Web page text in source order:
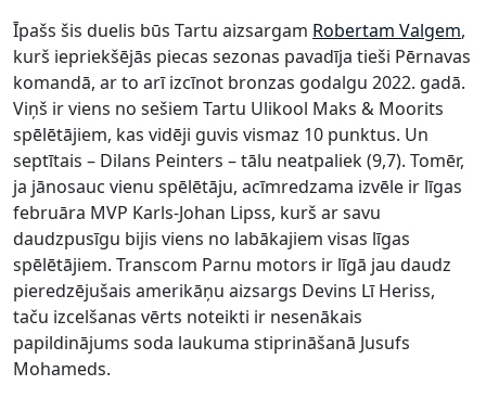
Īpašs šis duelis būs Tartu aizsargam Robertam Valgem,
kurš iepriekšējās piecas sezonas pavadīja tieši Pērnavas
komandā, ar to arī izcīnot bronzas godalgu 2022. gadā.
Viņš ir viens no sešiem Tartu Ulikool Maks & Moorits
spēlētājiem, kas vidēji guvis vismaz 10 punktus. Un
septītais – Dilans Peinters – tālu neatpaliek (9,7). Tomēr,
ja jānosauc vienu spēlētāju, acīmredzama izvēle ir līgas
februāra MVP Karls-Johan Lipss, kurš ar savu
daudzpusīgu bijis viens no labākajiem visas līgas
spēlētājiem. Transcom Parnu motors ir līgā jau daudz
pieredzējušais amerikāņu aizsargs Devins Lī Heriss,
taču izcelšanas vērts noteikti ir nesenākais
papildinājums soda laukuma stiprināšanā Jusufs
Mohameds.